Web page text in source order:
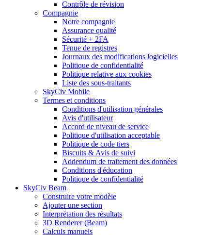
Contrôle de révision
Compagnie
Notre compagnie
Assurance qualité
Sécurité + 2FA
Tenue de registres
Journaux des modifications logicielles
Politique de confidentialité
Politique relative aux cookies
Liste des sous-traitants
SkyCiv Mobile
Termes et conditions
Conditions d'utilisation générales
Avis d'utilisateur
Accord de niveau de service
Politique d'utilisation acceptable
Politique de code tiers
Biscuits & Avis de suivi
Addendum de traitement des données
Conditions d'éducation
Politique de confidentialité
SkyCiv Beam
Construire votre modèle
Ajouter une section
Interprétation des résultats
3D Renderer (Beam)
Calculs manuels